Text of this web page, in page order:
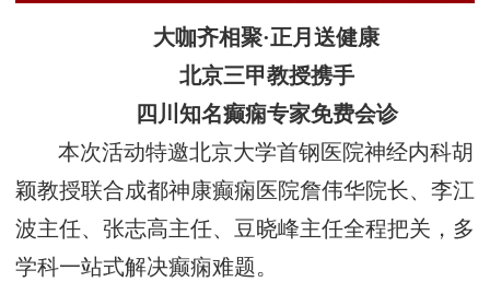
大咖齐相聚·正月送健康
北京三甲教授携手
四川知名癫痫专家免费会诊
本次活动特邀北京大学首钢医院神经内科胡
颖教授联合成都神康癫痫医院詹伟华院长、李江
波主任、张志高主任、豆晓峰主任全程把关，多
学科一站式解决癫痫难题。